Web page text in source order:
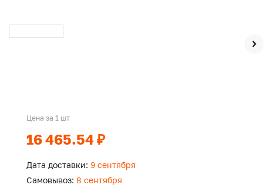
Цена за 1 шт
16 465.54 ₽
Дата доставки: 9 сентября
Самовывоз: 8 сентября